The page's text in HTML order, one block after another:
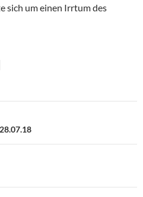
sich um einen Irrtum des